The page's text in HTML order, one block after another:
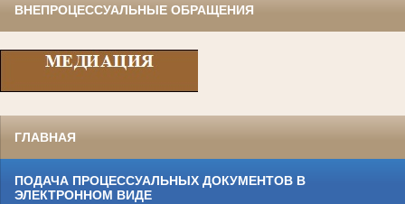
ВНЕПРОЦЕССУАЛЬНЫЕ ОБРАЩЕНИЯ
ГЛАВНАЯ
ПОДАЧА ПРОЦЕССУАЛЬНЫХ ДОКУМЕНТОВ В
ЭЛЕКТРОННОМ ВИДЕ